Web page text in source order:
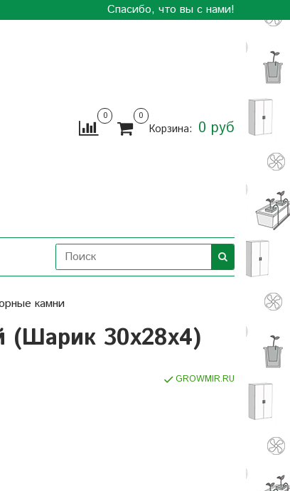
Спасибо, что вы с нами!
0 0
Корзина: 0 руб
камни
(Шарик 30х28х4)
GROWMIR.RU